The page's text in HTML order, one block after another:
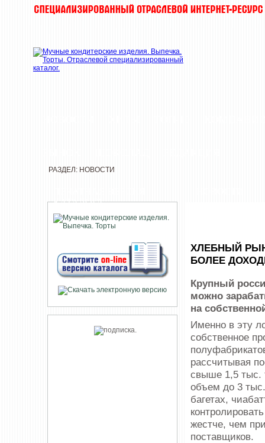
КАТАЛОГА
РАЗДЕЛ: НОВОСТИ
ХЛЕБНЫЙ
БОЛЕЕ
Крупный
можно
на
Именно в эту
собственное
рассчитывая
свыше 1,5 тыс.
объем до 3
багетах,
жестче, чем
поставщиков.